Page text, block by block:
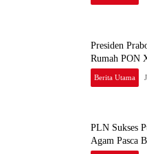
Presiden
Rumah PON
Berita Utama
PLN Sukses
Agam Pasca